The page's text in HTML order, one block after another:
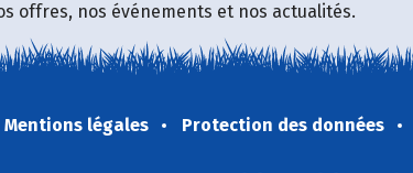
offres, nos événements et nos actualités.
Mentions légales Protection des données